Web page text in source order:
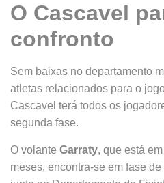
O Cascavel
confronto
Sem baixas no departamento
atletas relacionados para o
Cascavel terá todos os
segunda fase.
O volante Garraty, que está
meses, encontra-se em fase